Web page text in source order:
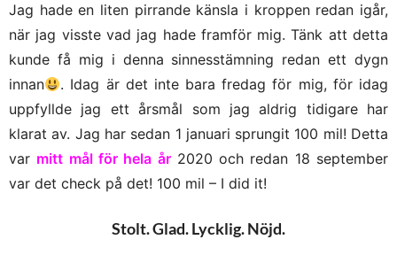
Jag hade en liten pirrande känsla i kroppen redan igår,
när jag visste vad jag hade framför mig. Tänk att detta
kunde få mig i denna sinnesstämning redan ett dygn
innan
. Idag är det inte bara fredag för mig, för idag
uppfyllde jag ett årsmål som jag aldrig tidigare har
klarat av. Jag har sedan 1 januari sprungit 100 mil! Detta
var mitt mål för hela år 2020 och redan 18 september
var det check på det! 100 mil – I did it!
Stolt. Glad. Lycklig. Nöjd.